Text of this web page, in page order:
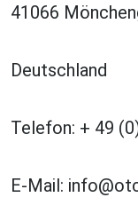
41066
Deutschland
Telefon: + 49
E-Mail: